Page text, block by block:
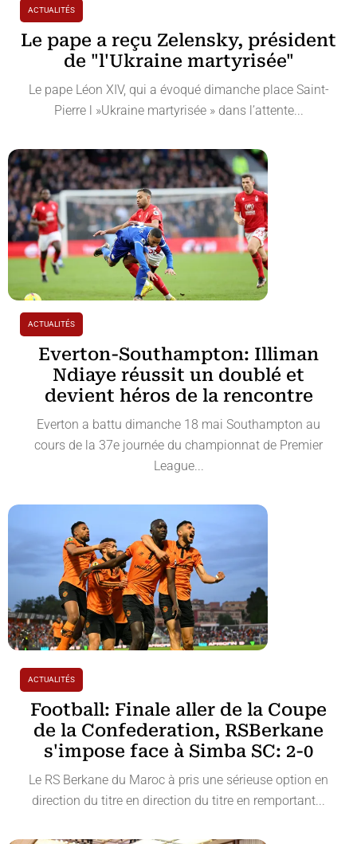
ACTUALITÉS
Le pape a reçu Zelensky, président
de "l'Ukraine martyrisée"
Le pape Léon XIV, qui a évoqué dimanche place Saint-
Pierre l »Ukraine martyrisée » dans l’attente...
ACTUALITÉS
Everton-Southampton: Illiman
Ndiaye réussit un doublé et
devient héros de la rencontre
Everton a battu dimanche 18 mai Southampton au
cours de la 37e journée du championnat de Premier
League...
ACTUALITÉS
Football: Finale aller de la Coupe
de la Confederation, RSBerkane
s'impose face à Simba SC: 2-0
Le RS Berkane du Maroc à pris une sérieuse option en
direction du titre en direction du titre en remportant...